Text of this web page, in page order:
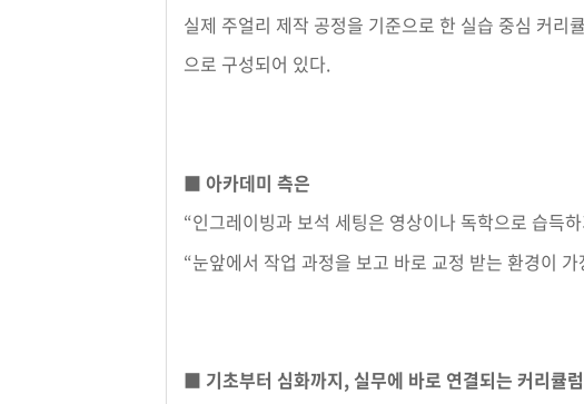
실제 주얼리 제작 공정을 기준으로 한 실습 중심 커리
으로 구성되어 있다.
■ 아카데미 측은
“인그레이빙과 보석 세팅은 영상이나 독학으로 습득
“눈앞에서 작업 과정을 보고 바로 교정 받는 환경이
■ 기초부터 심화까지, 실무에 바로 연결되는 커리큘럼